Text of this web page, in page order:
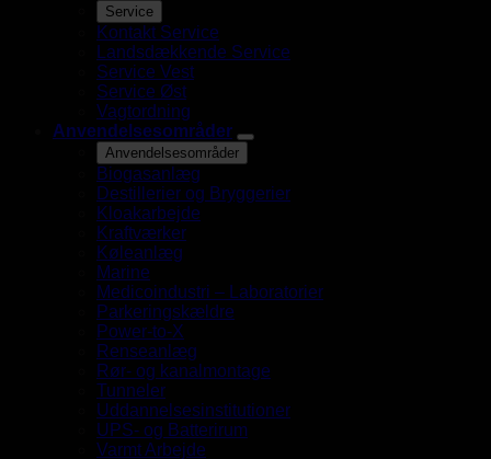
Service
Kontakt Service
Landsdækkende Service
Service Vest
Service Øst
Vagtordning
Anvendelsesområder
Anvendelsesområder
Biogasanlæg
Destillerier og Bryggerier
Kloakarbejde
Kraftværker
Køleanlæg
Marine
Medicoindustri – Laboratorier
Parkeringskældre
Power-to-X
Renseanlæg
Rør- og kanalmontage
Tunneler
Uddannelsesinstitutioner
UPS- og Batterirum
Varmt Arbejde